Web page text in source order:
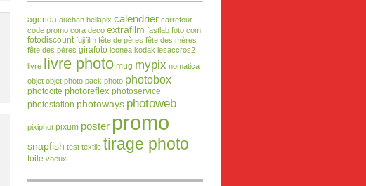
agenda auchan bellapix calendrier carrefour
code promo cora deco extrafilm fastlab foto.com
fotodiscount fujifilm fête de pères fête des mères
fête des pères girafoto iconea kodak lesaccros2
livre livre photo mug mypix nomatica
objet objet photo pack photo photobox
photocite photoreflex photoservice
photostation photoways photoweb
pixiphot pixum poster promo
snapfish test textile tirage photo
toile voeux